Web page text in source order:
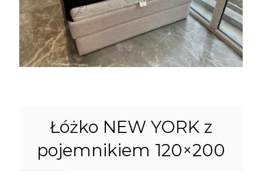
Łóżko NEW YORK z
pojemnikiem 120×200